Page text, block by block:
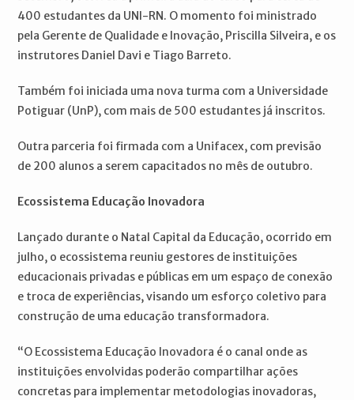
400 estudantes da UNI-RN. O momento foi ministrado
pela Gerente de Qualidade e Inovação, Priscilla Silveira, e os
instrutores Daniel Davi e Tiago Barreto.
Também foi iniciada uma nova turma com a Universidade
Potiguar (UnP), com mais de 500 estudantes já inscritos.
Outra parceria foi firmada com a Unifacex, com previsão
de 200 alunos a serem capacitados no mês de outubro.
Ecossistema Educação Inovadora
Lançado durante o Natal Capital da Educação, ocorrido em
julho, o ecossistema reuniu gestores de instituições
educacionais privadas e públicas em um espaço de conexão
e troca de experiências, visando um esforço coletivo para
construção de uma educação transformadora.
“O Ecossistema Educação Inovadora é o canal onde as
instituições envolvidas poderão compartilhar ações
concretas para implementar metodologias inovadoras,